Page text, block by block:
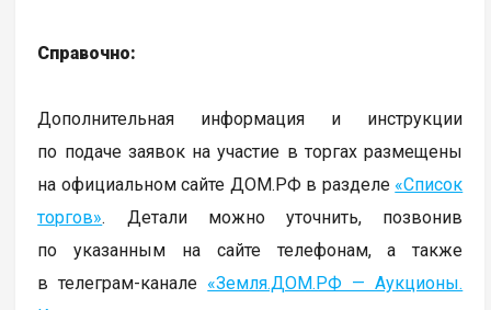
Справочно:
Дополнительная информация и инструкции
по подаче заявок на участие в торгах размещены
на официальном сайте ДОМ.РФ в разделе «Список
торгов». Детали можно уточнить, позвонив
по указанным на сайте телефонам, а также
в телеграм-канале «Земля.ДОМ.РФ — Аукционы.